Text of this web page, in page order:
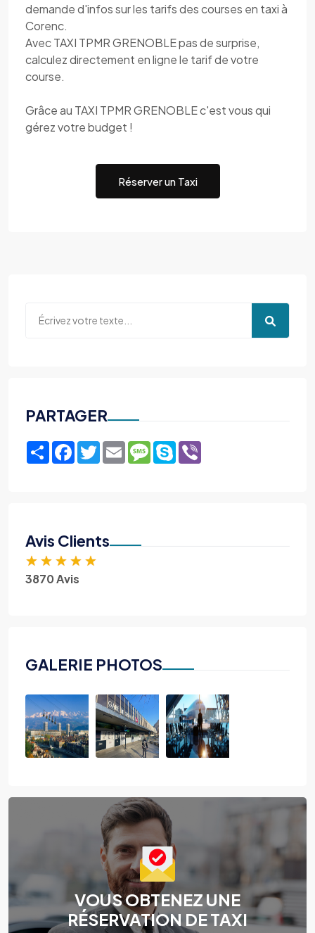
demande d'infos sur les tarifs des courses en taxi à
Corenc.
Avec TAXI TPMR GRENOBLE pas de surprise,
calculez directement en ligne le tarif de votre
course.
Grâce au TAXI TPMR GRENOBLE c'est vous qui
gérez votre budget !
Réserver un Taxi
PARTAGER
ShareFacebook
TwitterEmailMessage
Skype
Avis Clients
★ ★ ★ ★ ★
3870 Avis
GALERIE PHOTOS
VOUS OBTENEZ UNE
RÉSERVATION DE TAXI